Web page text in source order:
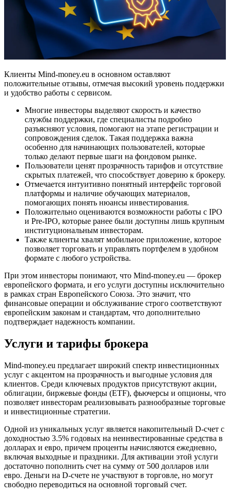
Клиенты Mind-money.eu в основном оставляют
положительные отзывы, отмечая высокий уровень поддержки
и удобство работы с сервисом.
Многие инвесторы выделяют скорость и качество
службы поддержки, где специалисты подробно
разъясняют условия, помогают на этапе регистрации и
сопровождения сделок. Такая поддержка важна
особенно для начинающих пользователей, которые
только делают первые шаги на фондовом рынке.
Пользователи ценят прозрачность тарифов и отсутствие
скрытых платежей, что способствует доверию к брокеру.
Отмечается интуитивно понятный интерфейс торговой
платформы и наличие обучающих материалов,
помогающих понять нюансы инвестирования.
Положительно оцениваются возможности работы с IPO
и Pre-IPO, которые ранее были доступны лишь крупным
институциональным инвесторам.
Также клиенты хвалят мобильное приложение, которое
позволяет торговать и управлять портфелем в удобном
формате с любого устройства.
При этом инвесторы понимают, что Mind-money.eu — брокер
европейского формата, и его услуги доступны исключительно
в рамках стран Европейского Союза. Это значит, что
финансовые операции и обслуживание строго соответствуют
европейским законам и стандартам, что дополнительно
подтверждает надежность компании.
Услуги и тарифы брокера
Mind-money.eu предлагает широкий спектр инвестиционных
услуг с акцентом на прозрачность и выгодные условия для
клиентов. Среди ключевых продуктов присутствуют акции,
облигации, биржевые фонды (ETF), фьючерсы и опционы, что
позволяет инвесторам реализовывать разнообразные торговые
и инвестиционные стратегии.
Одной из уникальных услуг является накопительный D-счет с
доходностью 3.5% годовых на неинвестированные средства в
долларах и евро, причем проценты начисляются ежедневно,
включая выходные и праздники. Для активации этой услуги
достаточно пополнить счет на сумму от 500 долларов или
евро. Деньги на D-счете не участвуют в торговле, но могут
свободно переводиться на основной торговый счет.